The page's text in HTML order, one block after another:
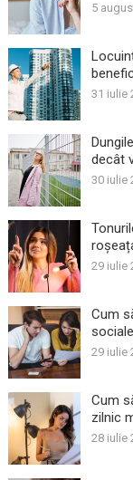
5
31 iulie
decât
30 iulie
29 iulie
Cum
sociale
29 iulie
Cum
zilnic
28 iulie